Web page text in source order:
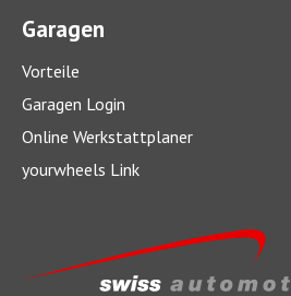
Garagen
Vorteile
Garagen Login
Online Werkstattplaner
yourwheels Link